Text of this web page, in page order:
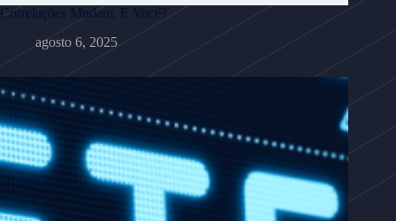
Correlações Mudam. E Você?
agosto 6, 2025